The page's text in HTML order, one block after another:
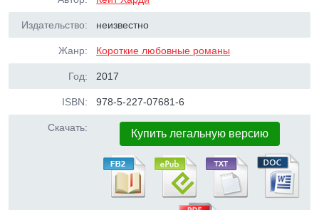
Издательство: неизвестно
Жанр: Короткие любовные романы
Год: 2017
ISBN: 978-5-227-07681-6
Скачать: Купить легальную версию